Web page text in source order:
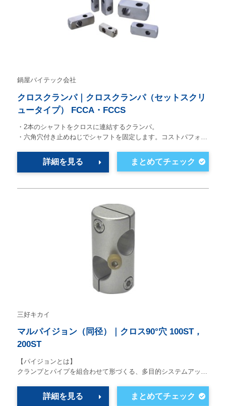
鍋屋バイテック会社
クロスクランパ｜クロスクランパ（セットスクリ
ュータイプ） FCCA・FCCS
・2本のシャフトをクロスに連結するクランパ。
・六角穴付き止めねじでシャフトを固定します。コストパフォ…
詳細を見る
三好キカイ
マルパイジョン（同径）｜クロス90°穴 100ST，
200ST
【パイジョンとは】
クランプとパイプを組合わせて形づくる、多目的システムアッ…
詳細を見る